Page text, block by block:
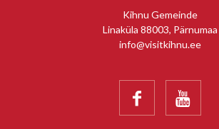
Kihnu Gemeinde
Linaküla 88003, Pärnumaa
info@visitkihnu.ee
 